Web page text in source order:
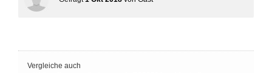
Vergleiche auch